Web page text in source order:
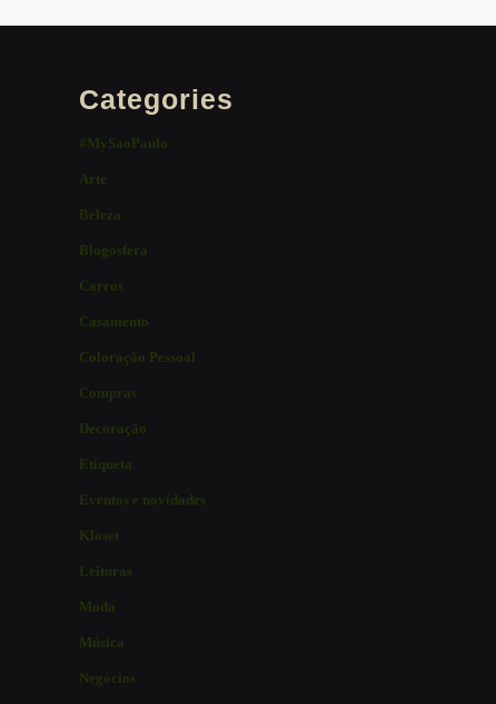
Categories
#MySaoPaulo
Arte
Beleza
Blogosfera
Carros
Casamento
Coloração Pessoal
Compras
Decoração
Etiqueta
Eventos e novidades
Kloset
Leituras
Moda
Música
Negócios